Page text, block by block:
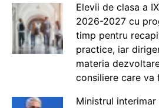
Elevii de clasa a
2026-2027 cu
timp pentru
practice, iar
materia
consiliere care
Ministrul